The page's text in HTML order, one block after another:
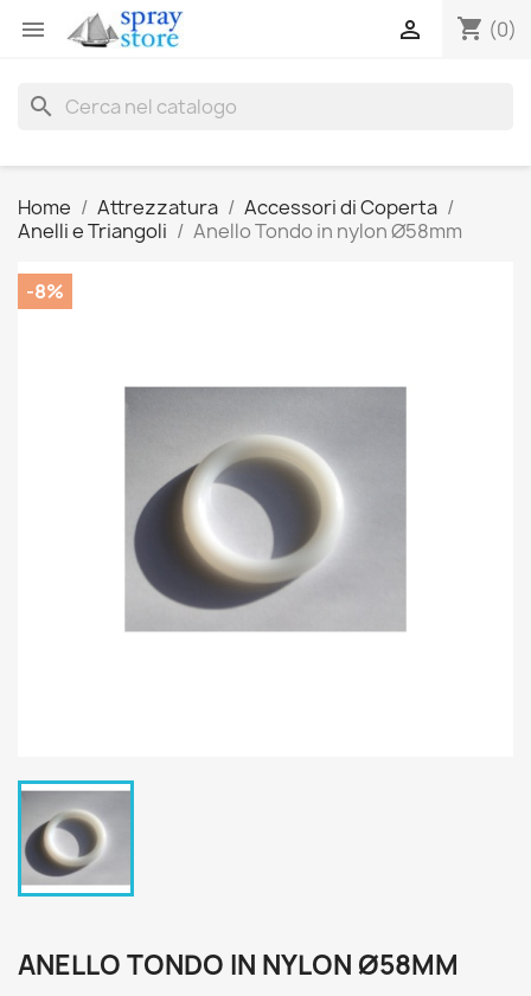
 shopping_cart (0)

search
Home Attrezzatura
Accessori di Coperta
Anelli e Triangoli
Anello Tondo in nylon Ø58mm
-8%
ANELLO TONDO IN NYLON Ø58MM